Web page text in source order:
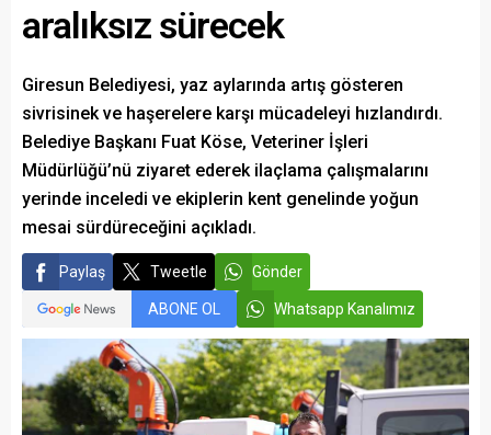
aralıksız sürecek
Giresun Belediyesi, yaz aylarında artış gösteren
sivrisinek ve haşerelere karşı mücadeleyi hızlandırdı.
Belediye Başkanı Fuat Köse, Veteriner İşleri
Müdürlüğü’nü ziyaret ederek ilaçlama çalışmalarını
yerinde inceledi ve ekiplerin kent genelinde yoğun
mesai sürdüreceğini açıkladı.
Paylaş Tweetle Gönder
ABONE OL Whatsapp Kanalımız